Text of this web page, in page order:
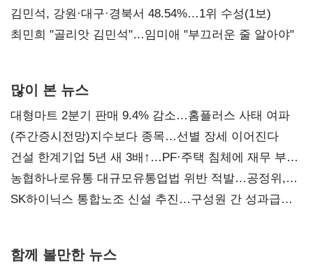
(2보)
김민석, 강원·대구·경북서 48.54%…1위 수성(1보)
최민희 "골리앗 김민석"…임미애 "부끄러운 줄 알아야"
많이 본 뉴스
대형마트 2분기 판매 9.4% 감소…홈플러스 사태 여파
(주간증시전망)지수보다 종목…선별 장세 이어진다
건설 한계기업 5년 새 3배↑…PF·주택 침체에 재무 부담
확대
농협하나로유통 대규모유통업법 위반 적발…공정위,
과징금 4억6200만원 부과
SK하이닉스 통합노조 신설 추진…구성원 간 성과급
함께 볼만한 뉴스